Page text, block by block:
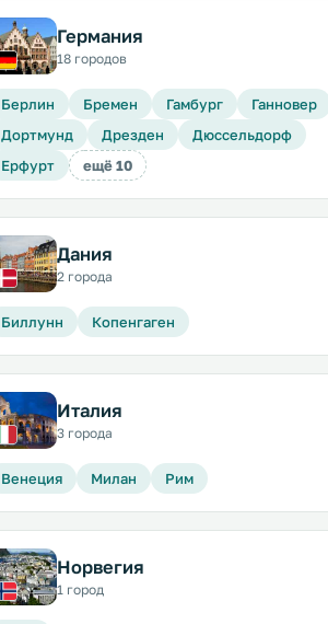
Германия
18 городов
Берлин Бремен Гамбург
Ганновер
Дортмунд
Дрезден
Дюссельдорф
Ерфурт
ещё 10
Дания
2 города
Биллунн Копенгаген
Италия
3 города
Венеция Милан Рим
Норвегия
1 город